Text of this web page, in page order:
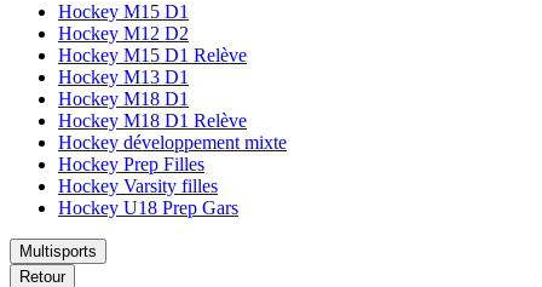
Hockey M15 D1
Hockey M12 D2
Hockey M15 D1 Relève
Hockey M13 D1
Hockey M18 D1
Hockey M18 D1 Relève
Hockey développement mixte
Hockey Prep Filles
Hockey Varsity filles
Hockey U18 Prep Gars
Multisports
Retour